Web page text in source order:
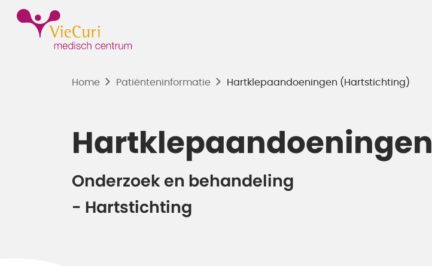
Home Patiënten­informatie Hartklepaandoeningen (Hartstichting)
Hartklepaandoeningen
Onderzoek en behandeling
- Hartstichting